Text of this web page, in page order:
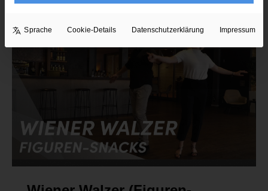
Sprache Cookie-Details Datenschutzerklärung Impressum